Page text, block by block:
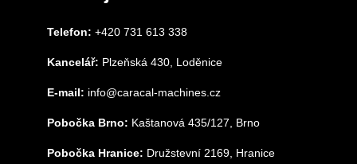
Telefon: +420 731 613 338
Kancelář: Plzeňská 430, Loděnice
E-mail: info@caracal-machines.cz
Pobočka Brno: Kaštanová 435/127, Brno
Pobočka Hranice: Družstevní 2169, Hranice